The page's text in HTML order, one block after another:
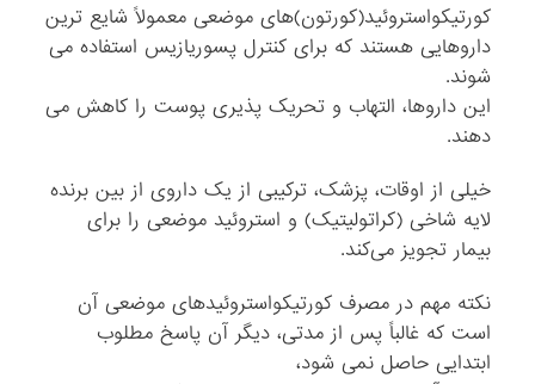
کورتیکواستروئید(کورتون)های موضعی معمولاً شایع ترین
داروهایی هستند که برای کنترل پسوریازیس استفاده می
شوند.
این داروها، التهاب و تحریک پذیری پوست را کاهش می
دهند.
خیلی از اوقات، پزشک، ترکیبی از یک داروی از بین برنده
لایه شاخی (کراتولیتیک) و استروئید موضعی را برای
بیمار تجویز می‌کند.
نکته مهم در مصرف کورتیکواستروئیدهای موضعی آن
است که غالباً پس از مدتی، دیگر آن پاسخ مطلوب
ابتدایی حاصل نمی شود،